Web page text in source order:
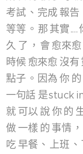
考試 、 完成 報告
等等 。 那 其實....
久 了 ， 會 愈來愈
時候 愈來愈 沒有
點子 。 因為 你 的
一句話 是stuck
就 可以 說 你 的
做 一樣 的 事情 ，
吃 早餐 、 上班 、